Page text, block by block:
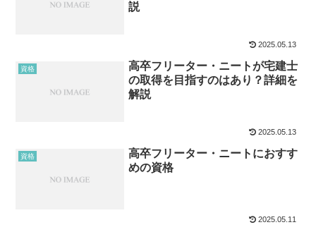
説
2025.05.13
資格
高卒フリーター・ニートが宅建士
の取得を目指すのはあり？詳細を
解説
2025.05.13
資格
高卒フリーター・ニートにおすす
めの資格
2025.05.11